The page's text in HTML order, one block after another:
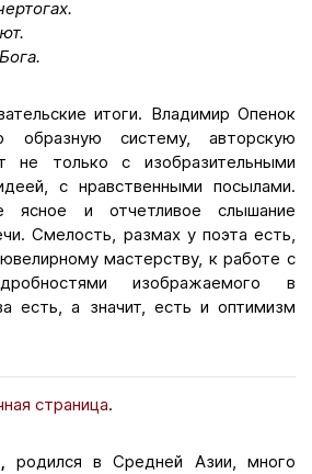
итоги. Владимир Опенок
образную систему, авторскую
не только с изобразительными
с нравственными посылами.
ясное и отчетливое слышание
Смелость, размах у поэта есть,
мастерству, к работе с
изображаемого в
есть, а значит, есть и оптимизм
страница.
, родился в Средней Азии, много